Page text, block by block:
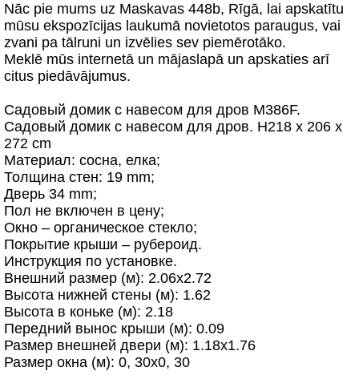
Nāc pie mums uz Maskavas 448b, Rīgā, lai apskatītu
mūsu ekspozīcijas laukumā novietotos paraugus, vai
zvani pa tālruni un izvēlies sev piemērotāko.
Meklē mūs internetā un mājaslapā un apskaties arī
citus piedāvājumus.
Cадовый домик c навесом для дров M386F.
Cадовый домик c навесом для дров. H218 x 206 x
272 cm
Mатериал: сосна, елка;
Толщина стен: 19 mm;
Дверь 34 mm;
Пол не включен в цену;
Окно – oрганическое стекло;
Покрытие крыши – рубероид.
Инструкция по установке.
Внешний размер (м): 2.06x2.72
Высота нижней стены (м): 1.62
Высота в коньке (м): 2.18
Передний вынос крыши (м): 0.09
Размер внешней двери (м): 1.18x1.76
Размер окна (м): 0, 30x0, 30